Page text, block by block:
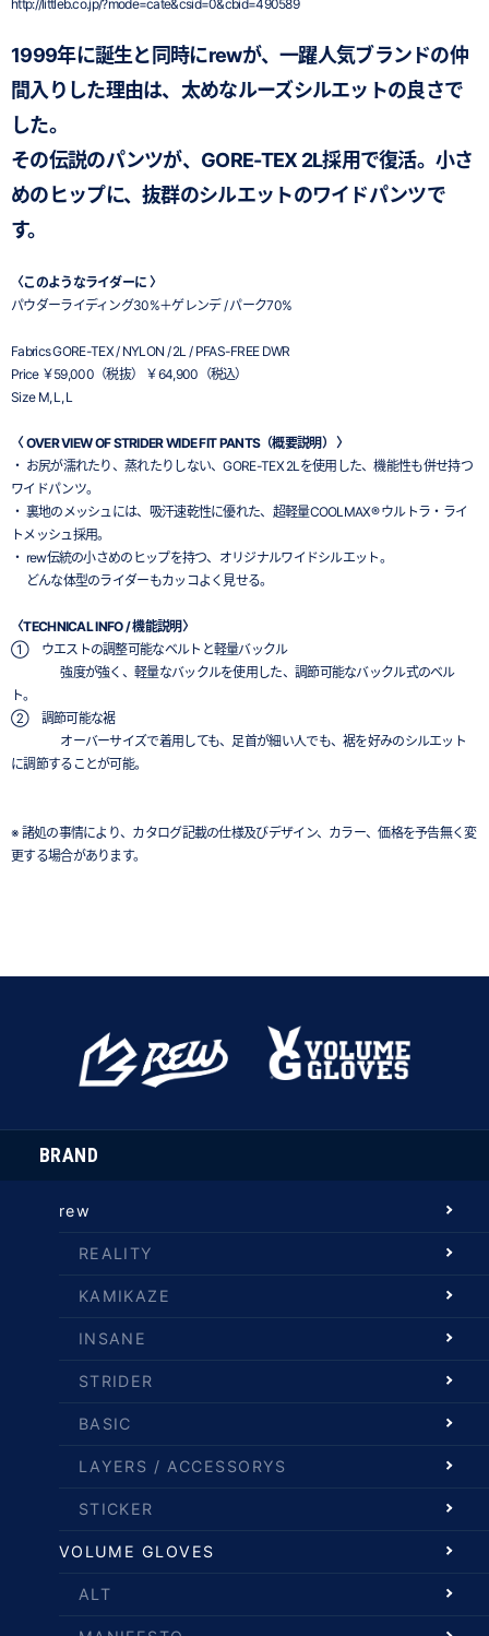
http://littleb.co.jp/?mode=cate&csid=0&cbid=490589
1999年に誕生と同時にrewが、一躍人気ブランドの仲
間入りした理由は、太めなルーズシルエットの良さで
した。
その伝説のパンツが、GORE-TEX 2L採用で復活。小さ
めのヒップに、抜群のシルエットのワイドパンツで
す。
〈このようなライダーに 〉
パウダーライディング30%＋ゲレンデ / パーク70%
Fabrics GORE-TEX / NYLON / 2L / PFAS-FREE DWR
Price ￥59,000（税抜） ￥64,900（税込）
Size M, L, L
〈 OVER VIEW OF STRIDER WIDE FIT PANTS（概要説明） 〉
・ お尻が濡れたり、蒸れたりしない、GORE-TEX 2Lを使用した、機能性も併せ持つ
ワイドパンツ。
・ 裏地のメッシュには、吸汗速乾性に優れた、超軽量COOLMAX® ウルトラ・ライ
トメッシュ採用。
・ rew伝統の小さめのヒップを持つ、オリジナルワイドシルエット。
どんな体型のライダーもカッコよく見せる。
〈TECHNICAL INFO / 機能説明〉
① ウエストの調整可能なベルトと軽量バックル
強度が強く、軽量なバックルを使用した、調節可能なバックル式のベル
ト。
② 調節可能な裾
オーバーサイズで着用しても、足首が細い人でも、裾を好みのシルエット
に調節することが可能。
※ 諸処の事情により、カタログ記載の仕様及びデザイン、カラー、価格を予告無く変
更する場合があります。
BRAND
rew
REALITY
KAMIKAZE
INSANE
STRIDER
BASIC
LAYERS / ACCESSORYS
STICKER
VOLUME GLOVES
ALT